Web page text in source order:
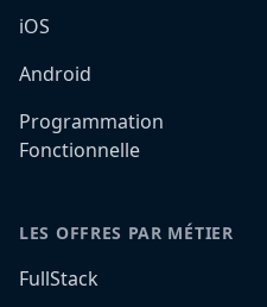
iOS
Android
Programmation
Fonctionnelle
LES OFFRES PAR MÉTIER
FullStack